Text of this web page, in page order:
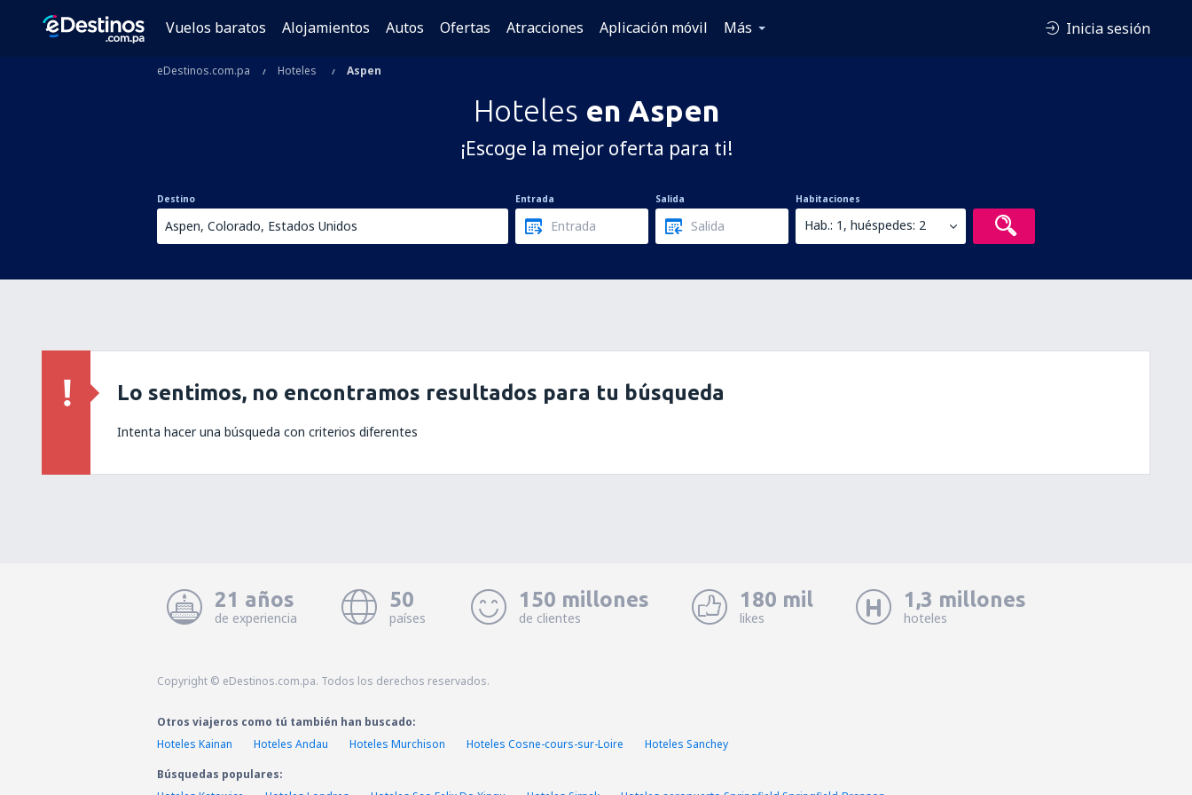
Vuelos baratos Alojamientos Autos Ofertas Atracciones Aplicación móvil Más Inicia sesión
eDestinos.com.pa Hoteles Aspen
Hoteles en Aspen
¡Escoge la mejor oferta para ti!
Destino Entrada Salida Habitaciones
Hab.: 1, huéspedes: 2
Lo sentimos, no encontramos resultados para tu búsqueda
Intenta hacer una búsqueda con criterios diferentes
21 años
de experiencia
50
países
150 millones
de clientes
180 mil
likes
1,3 millones
hoteles
Copyright © eDestinos.com.pa. Todos los derechos reservados.
Otros viajeros como tú también han buscado:
Hoteles Kainan
Hoteles Andau Hoteles Murchison Hoteles Cosne-cours-sur-Loire
Hoteles Sanchey
Búsquedas populares: